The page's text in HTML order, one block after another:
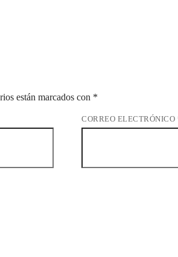
están marcados con *
CORREO ELECTRÓNICO